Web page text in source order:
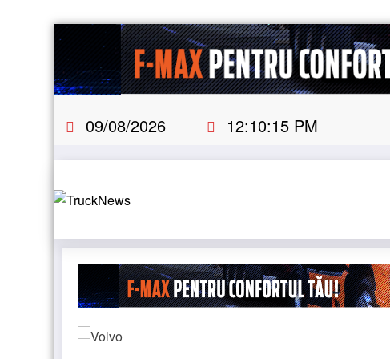
content
09/08/2026 12:10:16 PM
Noutati
Iulia caută operator pentru transportul public